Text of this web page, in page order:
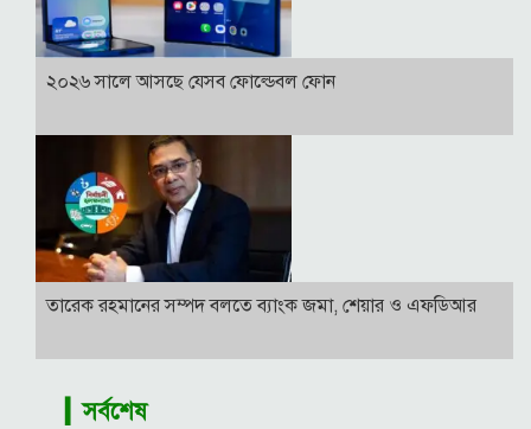
২০২৬ সালে আসছে যেসব ফোল্ডেবল ফোন
তারেক রহমানের সম্পদ বলতে ব্যাংক জমা, শেয়ার ও এফডিআর
▎সর্বশেষ